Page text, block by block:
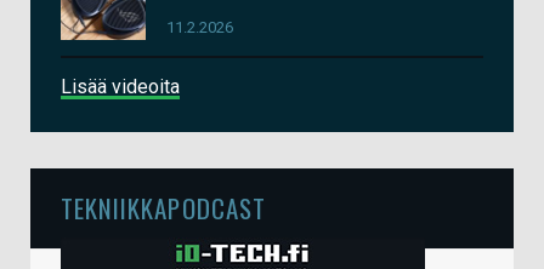
11.2.2026
Lisää videoita
TEKNIIKKAPODCAST